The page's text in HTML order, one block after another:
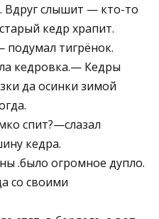
Вдруг слышит — кто-то
кедр храпит.
подумал тигрёнок.
кедровка.— Кедры
да осинки зимой
спит?—слазал
кедра.
.было огромное дупло.
со своими